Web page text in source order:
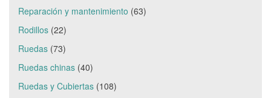
Reparación y mantenimiento (63)
Rodillos (22)
Ruedas (73)
Ruedas chinas (40)
Ruedas y Cubiertas (108)